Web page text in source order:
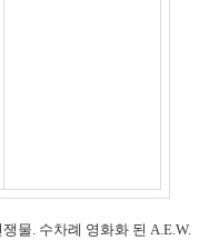
물. 수차례 영화화 된 A.E.W.